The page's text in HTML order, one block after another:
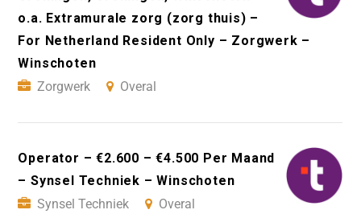
o.a. Extramurale zorg (zorg thuis) –
For Netherland Resident Only – Zorgwerk –
Winschoten
Zorgwerk
Overal
Operator – €2.600 – €4.500 Per Maand
– Synsel Techniek – Winschoten
Synsel Techniek
Overal